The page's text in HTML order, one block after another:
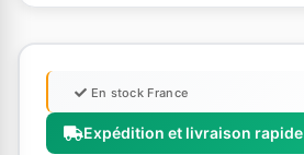
Expédition et livraison rapide
En stock France